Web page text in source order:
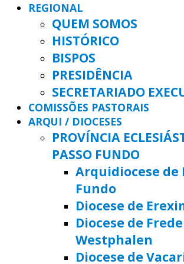
REGIONAL
QUEM SOMOS
HISTÓRICO
BISPOS
PRESIDÊNCIA
SECRETARIADO
COMISSÕES PASTORAIS
ARQUI / DIOCESES
PROVÍNCIA
PASSO FUNDO
Arquidiocese de
Fundo
Diocese de
Diocese de
Westphalen
Diocese de